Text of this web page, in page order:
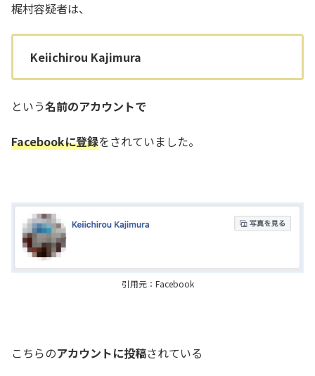
梶村容疑者は、
Keiichirou Kajimura
という名前のアカウントで
Facebookに登録をされていました。
引用元：Facebook
こちらのアカウントに投稿されている